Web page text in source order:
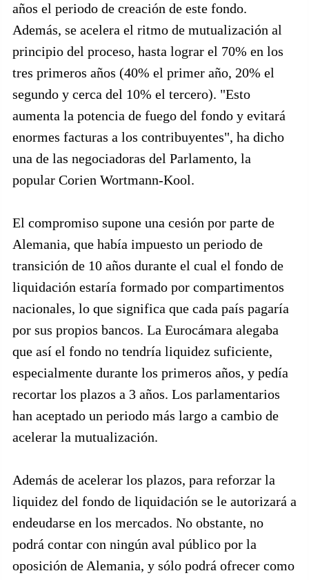
años el periodo de creación de este fondo.
Además, se acelera el ritmo de mutualización al
principio del proceso, hasta lograr el 70% en los
tres primeros años (40% el primer año, 20% el
segundo y cerca del 10% el tercero). "Esto
aumenta la potencia de fuego del fondo y evitará
enormes facturas a los contribuyentes", ha dicho
una de las negociadoras del Parlamento, la
popular Corien Wortmann-Kool.
El compromiso supone una cesión por parte de
Alemania, que había impuesto un periodo de
transición de 10 años durante el cual el fondo de
liquidación estaría formado por compartimentos
nacionales, lo que significa que cada país pagaría
por sus propios bancos. La Eurocámara alegaba
que así el fondo no tendría liquidez suficiente,
especialmente durante los primeros años, y pedía
recortar los plazos a 3 años. Los parlamentarios
han aceptado un periodo más largo a cambio de
acelerar la mutualización.
Además de acelerar los plazos, para reforzar la
liquidez del fondo de liquidación se le autorizará a
endeudarse en los mercados. No obstante, no
podrá contar con ningún aval público por la
oposición de Alemania, y sólo podrá ofrecer como